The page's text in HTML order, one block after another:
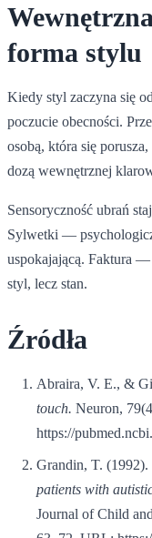
forma stylu
Kiedy styl zaczyna się
poczucie obecności.
osobą, która się
dozą wewnętrznej
Sensoryczność ubrań
Sylwetki —
uspokajającą. Faktura
styl, lecz stan.
Źródła
Abraira, V. E., &
touch. Neuron,
https://
Grandin, T. (1992).
patients with
Journal of Child